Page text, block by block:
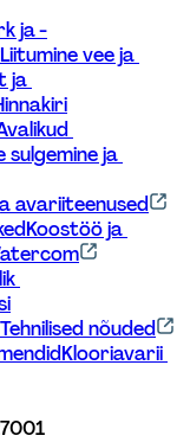
ja -
Liitumine vee ja
ja
sulgemine ja
avariiteenused
Koostöö ja
Tehnilised nõuded
Klooriavarii